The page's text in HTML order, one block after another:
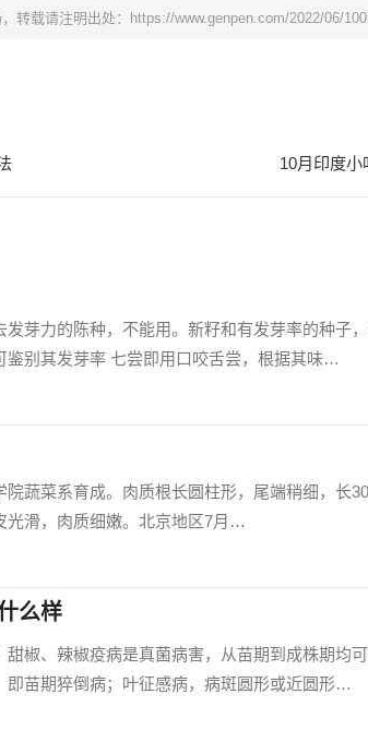
转载请注明出处： https://www.genpen.com/2022/06/
10月印度
芽力的陈种，不能用。新籽和有发芽率的种子
鉴别其发芽率 七尝即用口咬舌尝，根据其味…
蔬菜系育成。肉质根长圆柱形，尾端稍细，长
光滑，肉质细嫩。北京地区7月…
么样
椒、辣椒疫病是真菌病害，从苗期到成株期均
即苗期猝倒病；叶征感病，病斑圆形或近圆形…